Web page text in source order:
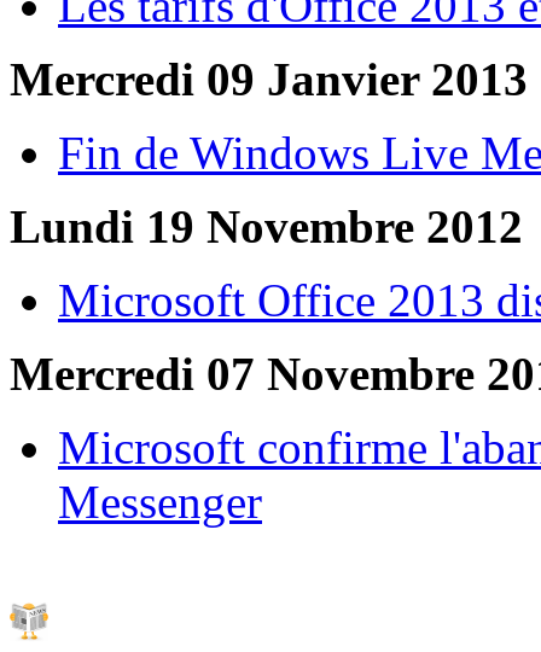
Mercredi 09 Janvier 2013
Fin de Windows Live
Lundi 19 Novembre 2012
Microsoft Office 2013
Mercredi 07 Novembre
Microsoft confirme
Messenger